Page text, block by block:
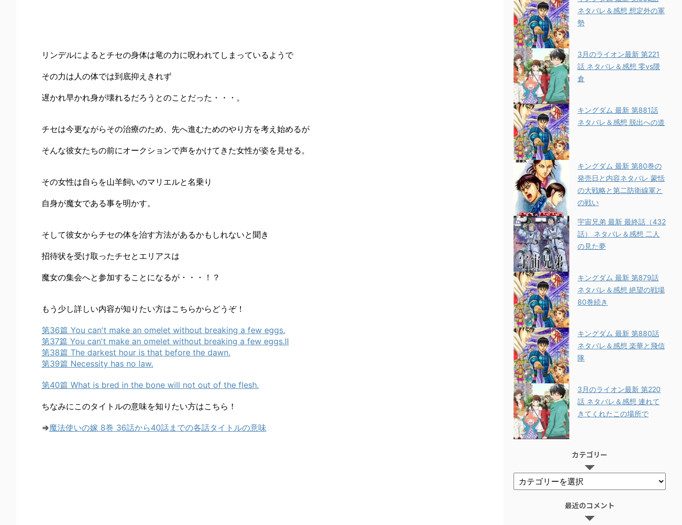
リンデルによるとチセの身体は竜の力に呪われてしまっているようで
その力は人の体では到底抑えきれず
遅かれ早かれ身が壊れるだろうとのことだった・・・。
チセは今更ながらその治療のため、先へ進むためのやり方を考え始めるが
そんな彼女たちの前にオークションで声をかけてきた女性が姿を見せる。
その女性は自らを山羊飼いのマリエルと名乗り
自身が魔女である事を明かす。
そして彼女からチセの体を治す方法があるかもしれないと聞き
招待状を受け取ったチセとエリアスは
魔女の集会へと参加することになるが・・・！？
もう少し詳しい内容が知りたい方はこちらからどうぞ！
第36篇 You can't make an omelet without breaking a few eggs.
第37篇 You can't make an omelet without breaking a few eggs.Ⅱ
第38篇 The darkest hour is that before the dawn.
第39篇 Necessity has no law.
第40篇 What is bred in the bone will not out of the flesh.
ちなみにこのタイトルの意味を知りたい方はこちら！
⇒魔法使いの嫁 8巻 36話から40話までの各話タイトルの意味
ネタバレ＆感想 想定外の軍
勢
3月のライオン最新 第221
話 ネタバレ＆感想 零vs隈
倉
キングダム 最新 第881話
ネタバレ＆感想 脱出への道
キングダム 最新 第80巻の
発売日と内容ネタバレ 蒙恬
の大戦略と第二防衛線軍と
の戦い
宇宙兄弟 最新 最終話（432
話） ネタバレ＆感想 二人
の見た夢
キングダム 最新 第879話
ネタバレ＆感想 絶望の戦場
80巻続き
キングダム 最新 第880話
ネタバレ＆感想 楽華と飛信
隊
3月のライオン最新 第220
話 ネタバレ＆感想 連れて
きてくれたこの場所で
カテゴリー
最近のコメント